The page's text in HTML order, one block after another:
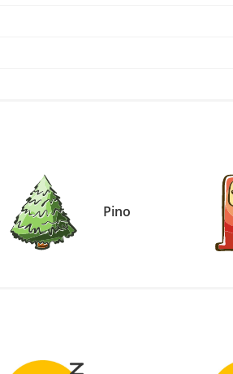
Pino